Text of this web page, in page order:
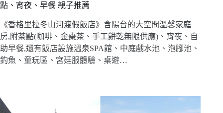
點、宵夜、早餐 親子推薦
《香格里拉冬山河渡假飯店》含陽台的大空間溫馨家庭
房,附茶點(咖啡、金棗茶、手工餅乾無限供應)、宵夜、自
助早餐,還有飯店設施溫泉SPA館、中庭戲水池、泡腳池、
釣魚、童玩區、宮廷服體驗、桌遊…